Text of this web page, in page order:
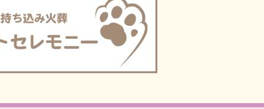
供養祭」を開催いたしました
彼岸キャンペーンを開催しました